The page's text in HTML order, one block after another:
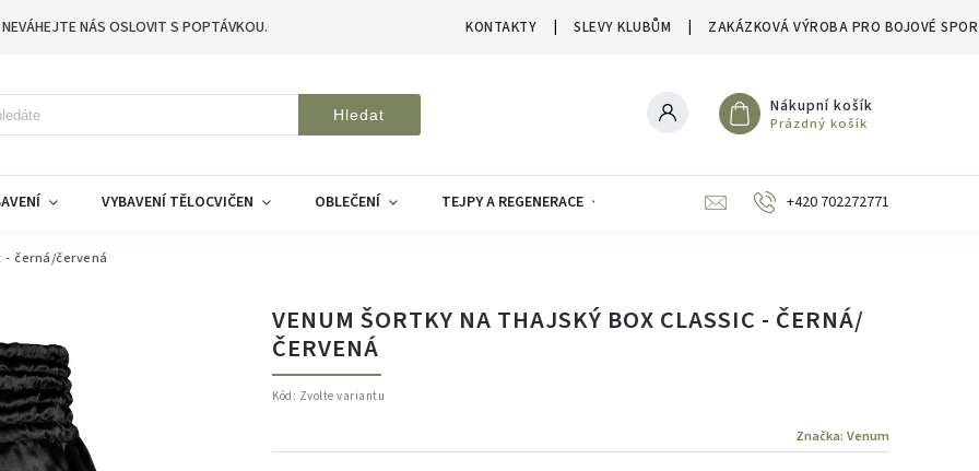
NÁS OSLOVIT S POPTÁVKOU. KONTAKTY SLEVY KLUBŮM ZAKÁZKOVÁ VÝROBA PRO BOJOVÉ
Hledat Nákupní košík
Prázdný košík
VYBAVENÍ TĚLOCVIČEN OBLEČENÍ TEJPY A REGENERACE SLEVY A VÝPRODEJE
+420 702272771
černá/červená
VENUM ŠORTKY NA THAJSKÝ BOX CLASSIC - ČERNÁ/
ČERVENÁ
Kód: Zvolte variantu
Značka: Venum